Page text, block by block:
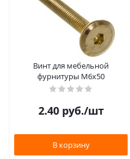
Винт для мебельной
фурнитуры М6х50
2.40руб./шт
В корзину